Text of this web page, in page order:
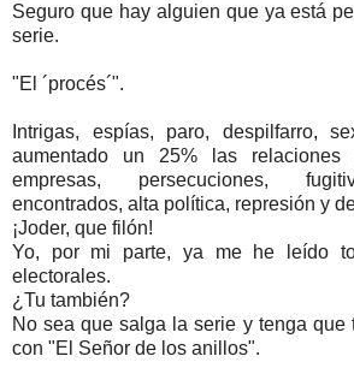
Seguro que hay alguien que ya está
serie.
"El ´procés´".
Intrigas, espías, paro, despilfarro,
aumentado un 25% las relaciones
empresas, persecuciones,
encontrados, alta política, represión y
¡Joder, que filón!
Yo, por mi parte, ya me he leído
electorales.
¿Tu también?
No sea que salga la serie y tenga que
con "El Señor de los anillos".